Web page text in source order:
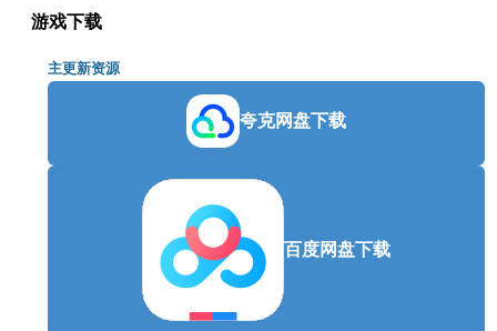
游戏下载
主更新资源
夸克网盘下载
百度网盘下载